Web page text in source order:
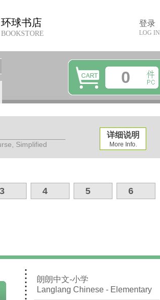
环球书店
BOOKSTORE
登录
LOG IN
0
Simplified
详细说明
More Info.
3 4 5 6
朗朗中文-小学
Langlang Chinese - Elementary